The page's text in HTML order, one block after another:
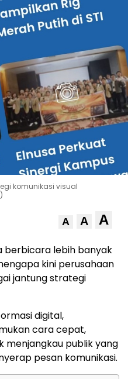
komunikasi visual
A A A
berbicara lebih banyak
kini perusahaan
jantung strategi
digital,
cara cepat,
menjangkau publik yang
pesan komunikasi.